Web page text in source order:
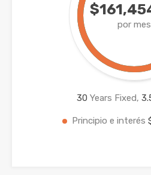
por mes
30 Years Fixed,
Principio e interés